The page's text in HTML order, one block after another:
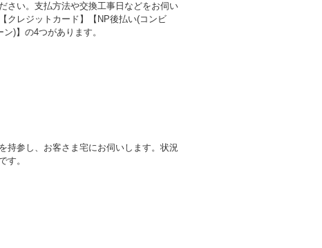
さい。支払方法や交換工事日などをお伺い
クレジットカード】【NP後払い(コンビ
)】の4つがあります。
持参し、お客さま宅にお伺いします。状況
す。